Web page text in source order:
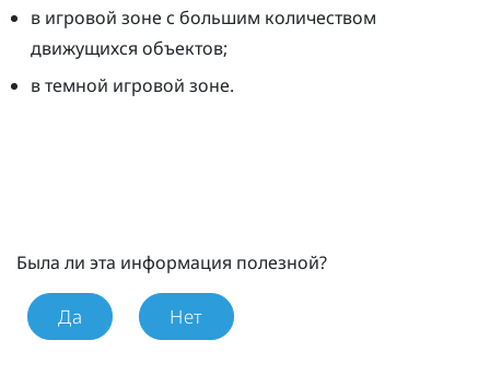
в игровой зоне с большим количеством
движущихся объектов;
в темной игровой зоне.
Была ли эта информация полезной?
Да Нет